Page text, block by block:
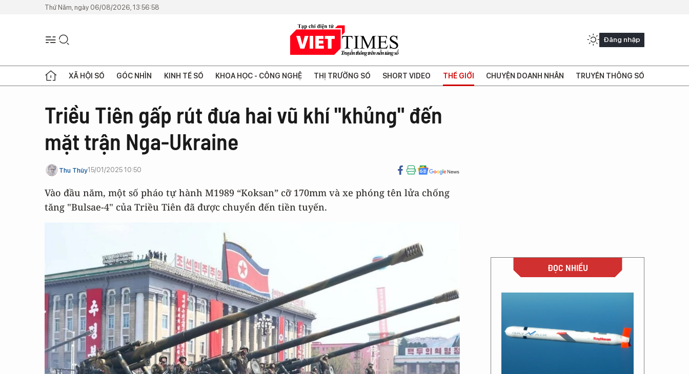
Thứ Năm, ngày 06/08/2026, 13:56:58
Đăng nhập
XÃ HỘI SỐ GÓC NHÌN KINH TẾ SỐ KHOA HỌC - CÔNG NGHỆ THỊ TRƯỜNG SỐ SHORT VIDEO THẾ GIỚI CHUYỆN DOANH NHÂN TRUYỀN THÔNG SỐ
Triều Tiên gấp rút đưa hai vũ khí "khủng" đến
mặt trận Nga-Ukraine
Thu Thủy15/01/2025 10:50
Vào đầu năm, một số pháo tự hành M1989 “Koksan” cỡ 170mm và xe phóng tên lửa chống
tăng "Bulsae-4" của Triều Tiên đã được chuyển đến tiền tuyến.
ĐỌC NHIỀU